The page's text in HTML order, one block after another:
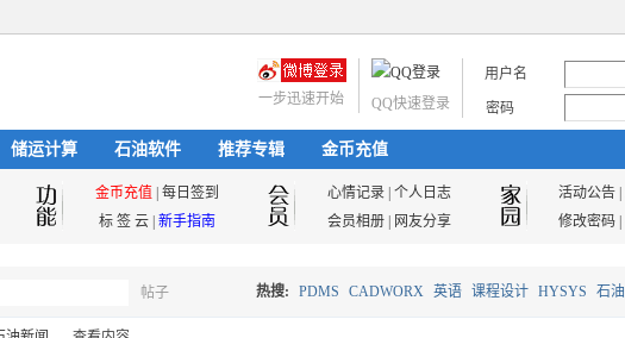
用户名
密码
QQ快速登录
一步迅速开始
储运计算 石油软件 推荐专辑 金币充值
金币充值 每日签到 心情记录 个人日志 活动公告|
标 签 云 新手指南 会员相册 网友分享 修改密码|
帖子 热搜: PDMS CADWORX 英语 课程设计 HYSYS 石